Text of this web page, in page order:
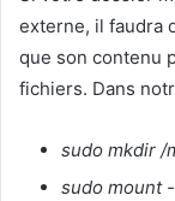
externe, il faudra
que son contenu
fichiers. Dans
sudo mkdir /
sudo mount